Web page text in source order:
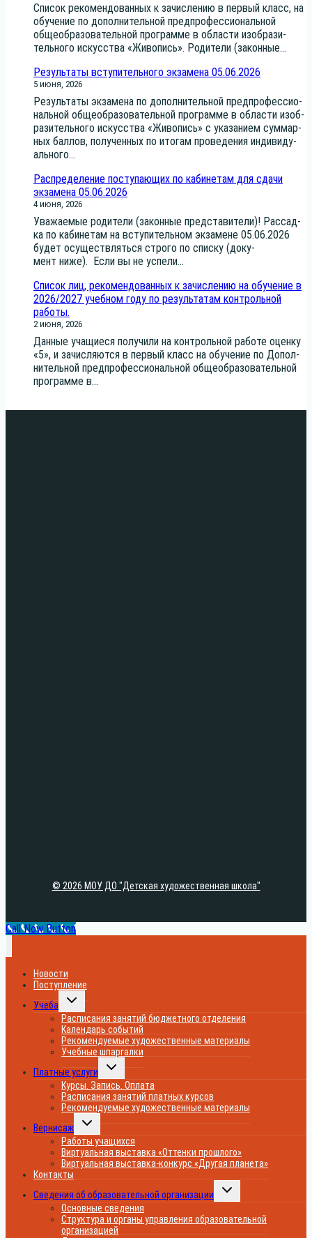
Спи­сок реко­мен­до­ван­ных к зачис­ле­нию в пер­вый класс, на
обу­че­ние по допол­ни­тель­ной пред­про­фес­си­о­наль­ной
обще­об­ра­зо­ва­тель­ной про­грам­ме в обла­сти изоб­ра­зи­
тель­но­го искус­ства «Живо­пись». Роди­те­ли (закон­ные...
Результаты вступительного экзамена 05.06.2026
5 июня, 2026
Резуль­та­ты экза­ме­на по допол­ни­тель­ной пред­про­фес­си­о­
наль­ной обще­об­ра­зо­ва­тель­ной про­грам­ме в обла­сти изоб­
ра­зи­тель­но­го искус­ства «Живо­пись» с ука­за­ни­ем сум­мар­
ных бал­лов, полу­чен­ных по ито­гам про­ве­де­ния инди­ви­ду­
аль­но­го...
Распределение поступающих по кабинетам для сдачи
экзамена 05.06.2026
4 июня, 2026
Ува­жа­е­мые роди­те­ли (закон­ные пред­ста­ви­те­ли)! Рас­сад­
ка по каби­не­там на всту­пи­тель­ном экза­мене 05.06.2026
будет осу­ществ­лять­ся стро­го по спис­ку (доку­
мент ниже). Если вы не успе­ли...
Список лиц, рекомендованных к зачислению на обучение в
2026/2027 учебном году по результатам контрольной
работы.
2 июня, 2026
Дан­ные уча­щи­е­ся полу­чи­ли на кон­троль­ной рабо­те оцен­ку
«5», и зачис­ля­ют­ся в пер­вый класс на обу­че­ние по Допол­
ни­тель­ной пред­про­фес­си­о­наль­ной обще­об­ра­зо­ва­тель­ной
про­грам­ме в...
© 2026 МОУ ДО "Детская художественная школа"
Call Now Button
Новости
Поступление
Учеба
Переключить
дочернее
меню
Расписания занятий бюджетного отделения
Календарь событий
Рекомендуемые художественные материалы
Учебные шпаргалки
Платные услуги
Переключить
дочернее
меню
Курсы. Запись. Оплата
Расписания занятий платных курсов
Рекомендуемые художественные материалы
Вернисаж
Переключить
дочернее
меню
Работы учащихся
Виртуальная выставка «Оттенки прошлого»
Виртуальная выставка-конкурс «Другая планета»
Контакты
Сведения об образовательной организации
Переключить
дочернее
Основные сведения
Структура и органы управления образовательной
организацией